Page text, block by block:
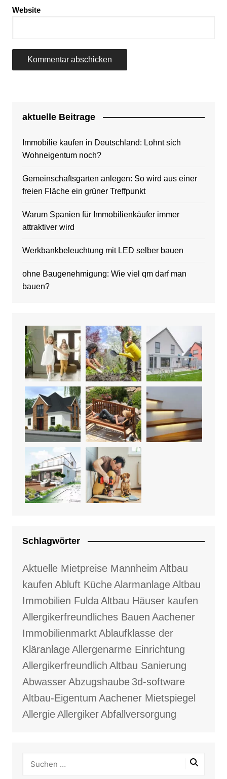
Website
aktuelle Beitrage
Immobilie kaufen in Deutschland: Lohnt sich
Wohneigentum noch?
Gemeinschaftsgarten anlegen: So wird aus einer
freien Fläche ein grüner Treffpunkt
Warum Spanien für Immobilienkäufer immer
attraktiver wird
Werkbankbeleuchtung mit LED selber bauen
ohne Baugenehmigung: Wie viel qm darf man
bauen?
Schlagwörter
Aktuelle Mietpreise Mannheim Altbau
kaufen Abluft KücheAlarmanlageAltbau
Immobilien FuldaAltbau Häuser kaufen
Allergikerfreundliches Bauen Aachener
ImmobilienmarktAblaufklasse der
KläranlageAllergenarme Einrichtung
Allergikerfreundlich Altbau Sanierung
AbwasserAbzugshaube 3d-software
Altbau-Eigentum Aachener Mietspiegel
AllergieAllergikerAbfallversorgung